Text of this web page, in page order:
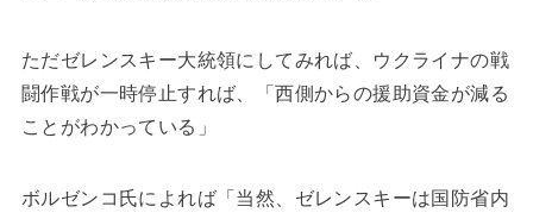
ただゼレンスキー大統領にしてみれば、ウクライナの戦
闘作戦が一時停止すれば、「西側からの援助資金が減る
ことがわかっている」
ボルゼンコ氏によれば「当然、ゼレンスキーは国防省内